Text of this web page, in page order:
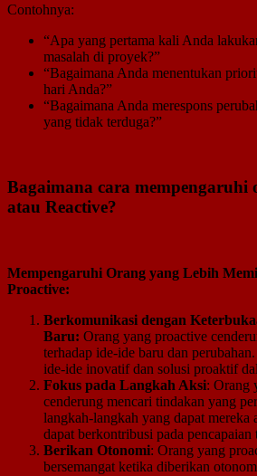
Contohnya:
“Apa yang pertama kali Anda
masalah di proyek?”
“Bagaimana Anda menentukan
hari Anda?”
“Bagaimana Anda merespons
yang tidak terduga?”
Bagaimana cara mempengaruhi
atau Reactive?
Mempengaruhi Orang yang Lebih
Proactive:
Berkomunikasi dengan
Baru: Orang yang proactive
terhadap ide-ide baru dan
ide-ide inovatif dan solusi proaktif
Fokus pada Langkah Aksi: Orang
cenderung mencari tindakan yang
langkah-langkah yang dapat mereka
dapat berkontribusi pada pencapaian
Berikan Otonomi: Orang yang
bersemangat ketika diberikan